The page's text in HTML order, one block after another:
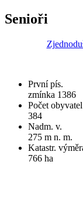
Senioři
První pís.
zmínka 1386
Počet obyvatel
384
Nadm. v.
275 m n. m.
Katastr.
766 ha